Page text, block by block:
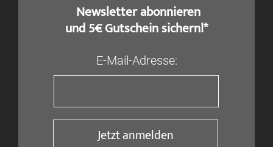
​ Newsletter abonnieren
und 5€ Gutschein sichern!*
E-Mail-Adresse:
Jetzt anmelden